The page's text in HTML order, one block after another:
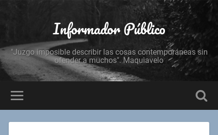
Informador Público
"Juzgo imposible describir las cosas contemporáneas sin
ofender a muchos". Maquiavelo